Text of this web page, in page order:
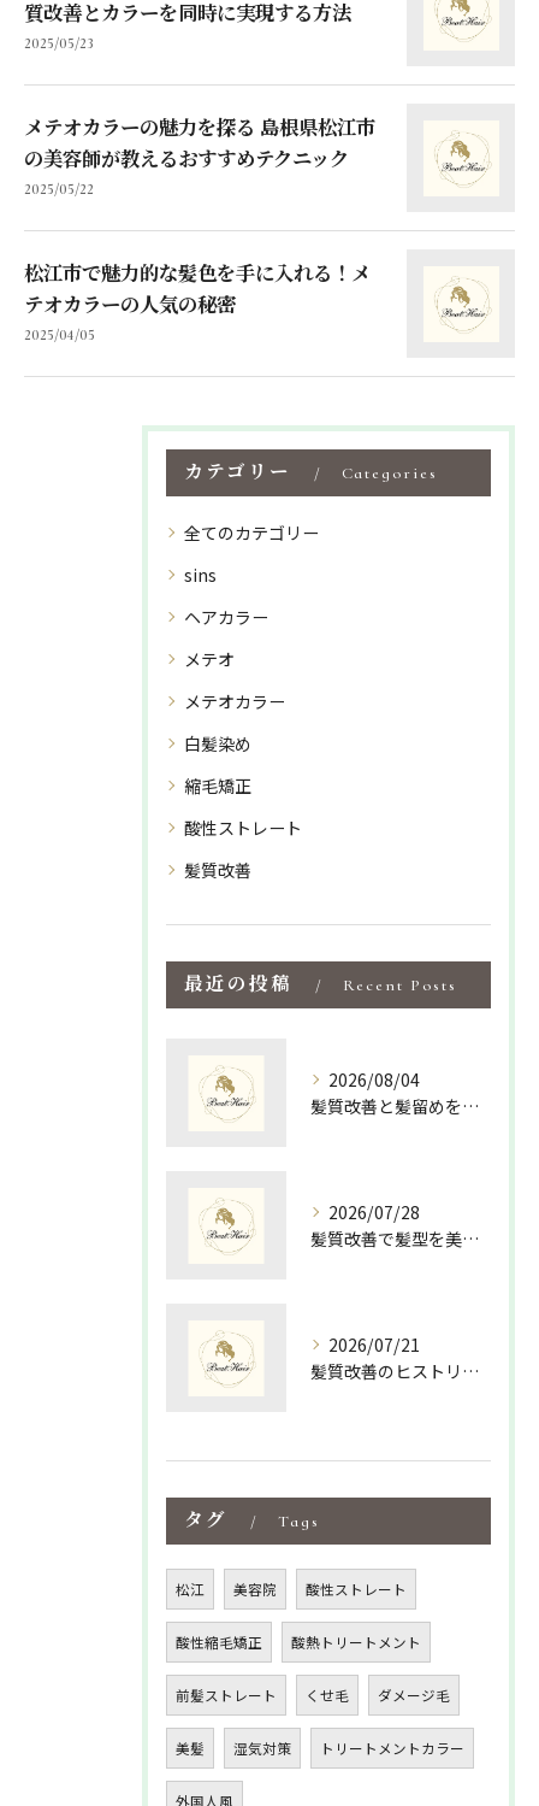
質改善とカラーを同時に実現する方法
2025/05/23
メテオカラーの魅力を探る 島根県松江市
の美容師が教えるおすすめテクニック
2025/05/22
松江市で魅力的な髪色を手に入れる！メ
テオカラーの人気の秘密
2025/04/05
カテゴリー Categories
全てのカテゴリー
sins
ヘアカラー
メテオ
メテオカラー
白髪染め
縮毛矯正
酸性ストレート
髪質改善
最近の投稿 Recent Posts
2026/08/04
髪質改善と髪留めを活かして島根県松江市隠岐郡海士町で手軽にツヤ髪を手に入れる方法
2026/07/28
髪質改善で髪型を美しく保つための最適な選び方と毎日のスタイリング術
2026/07/21
髪質改善のヒストリーを紐解く島根県松江市大田市で美髪を叶える新常識
タグ Tags
松江 美容院 酸性ストレート
酸性縮毛矯正 酸熱トリートメント
前髪ストレート くせ毛 ダメージ毛
美髪 湿気対策 トリートメントカラー
外国人風